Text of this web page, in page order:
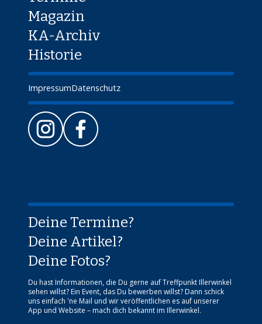
Magazin
KA-Archiv
Historie
ImpressumDatenschutz
Deine Termine?
Deine Artikel?
Deine Fotos?
Du hast Informationen, die Du gerne auf Treffpunkt Illerwinkel
sehen willst? Ein Event, das Du bewerben willst? Dann schick
uns einfach 'ne Mail und wir veröffentlichen es auf unserer
App und Website – mach dich bekannt im Illerwinkel.